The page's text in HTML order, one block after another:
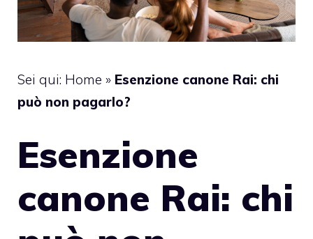
Sei qui: Home » Esenzione canone Rai: chi
può non pagarlo?
Esenzione
canone Rai: chi